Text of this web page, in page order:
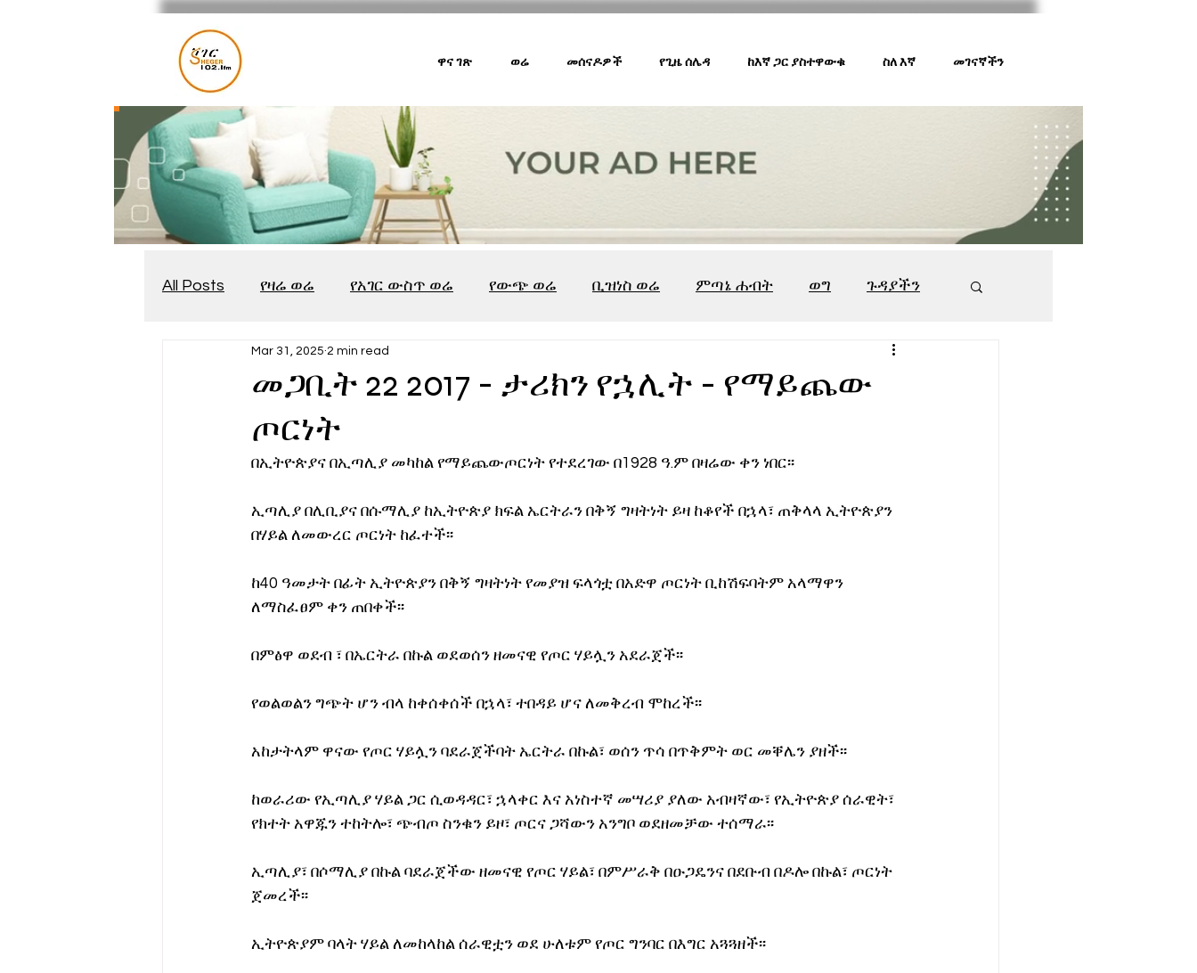
ዋና ገጽ ወሬ መሰናዶዎች የጊዜ ሰሌዳ ከእኛ ጋር ያስተዋውቁ ስለ እኛ መገናኛችን
All Posts የዛሬ ወሬ የአገር ውስጥ ወሬ የውጭ ወሬ ቢዝነስ ወሬ ምጣኔ ሐብት ወግ ጉዳያችን
የጨዋታ እንግዳ 547
የሀኪምዎ መልዕክት
መጋቢት 22 2017 - ታሪክን የኋሊት - የማይጨው
ጦርነት
Mar 31, 2025 2 min read
በኢትዮጵያና በኢጣሊያ መካከል የማይጨውጦርነት የተደረገው በ1928 ዓ.ም በዛሬው ቀን ነበር፡፡
ኢጣሊያ በሊቢያና በሱማሊያ ከኢትዮጵያ ክፍል ኤርትራን በቅኝ ግዛትነት ይዛ ከቆየች በኋላ፣ ጠቅላላ ኢትዮጵያን
በሃይል ለመውረር ጦርነት ከፈተች፡፡
ከ40 ዓመታት በፊት ኢትዮጵያን በቅኝ ግዛትነት የመያዝ ፍላጎቷ በአድዋ ጦርነት ቢከሽፍባትም አላማዋን
ለማስፈፀም ቀን ጠበቀች፡፡
በምፅዋ ወደብ ፣ በኤርትራ በኩል ወደወሰን ዘመናዊ የጦር ሃይሏን አደራጀች፡፡
የወልወልን ግጭት ሆን ብላ ከቀሰቀሰች በኋላ፣ ተበዳይ ሆና ለመቅረብ ሞከረች፡፡
አከታትላም ዋናው የጦር ሃይሏን ባደራጀችባት ኤርትራ በኩል፣ ወሰን ጥሳ በጥቅምት ወር መቐሌን ያዘች፡፡
ከወራሪው የኢጣሊያ ሃይል ጋር ሲወዳዳር፣ ኋላቀር እና አነስተኛ መሣሪያ ያለው አብዛኛው፣ የኢትዮጵያ ሰራዊት፣
የክተት አዋጁን ተከትሎ፣ ጭብጦ ስንቁን ይዞ፣ ጦርና ጋሻውን አንግቦ ወደዘመቻው ተሰማራ፡፡
ኢጣሊያ፣ በሶማሊያ በኩል ባደራጀችው ዘመናዊ የጦር ሃይል፣ በምሥራቅ በዑጋዴንና በደቡብ በዶሎ በኩል፣ ጦርነት
ጀመረች፡፡
ኢትዮጵያም ባላት ሃይል ለመከላከል ሰራዊቷን ወደ ሁለቱም የጦር ግንባር በእግር አጓጓዘች፡፡